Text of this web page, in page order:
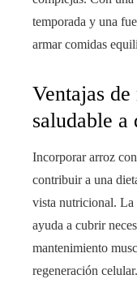
temporada y una
armar comidas
Ventajas
saludable a
Incorporar arroz
contribuir a una
vista nutricional. La
ayuda a cubrir
mantenimiento
regeneración celular.